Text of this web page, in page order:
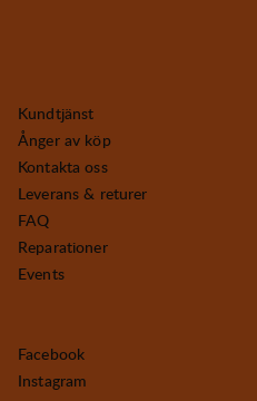
Kundtjänst
Ånger av köp
Kontakta oss
Leverans & returer
FAQ
Reparationer
Events
Facebook
Instagram